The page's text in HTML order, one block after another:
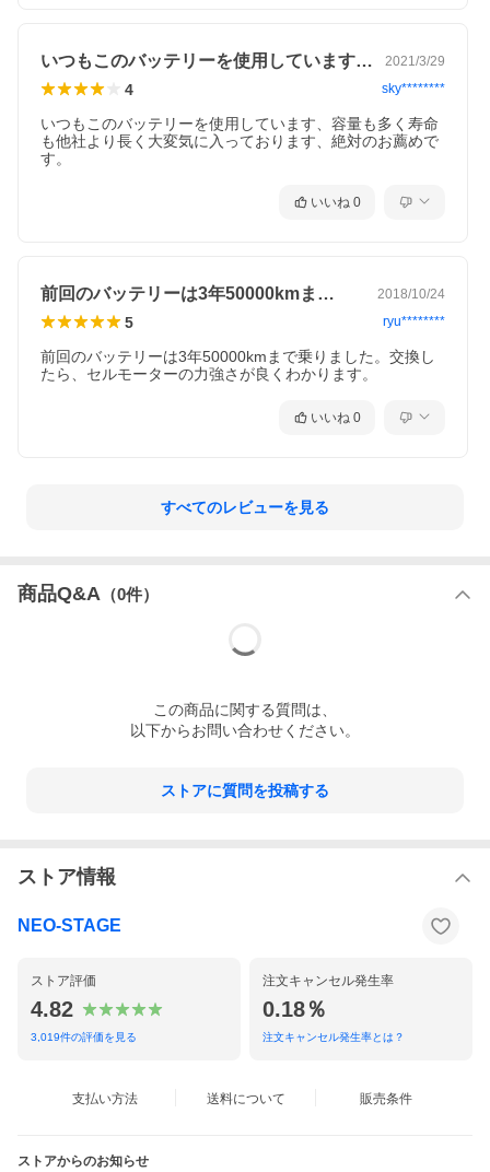
いつもこのバッテリーを使用しています、… 2021/3/29
4 sky********
いつもこのバッテリーを使用しています、容量も多く寿命
も他社より長く大変気に入っております、絶対のお薦めで
す。
いいね 0
前回のバッテリーは3年50000kmま… 2018/10/24
5 ryu********
前回のバッテリーは3年50000kmまで乗りました。交換し
たら、セルモーターの力強さが良くわかります。
いいね 0
すべてのレビューを見る
商品Q&A （0件）
この商品に関する質問は、
以下からお問い合わせください。
ストアに質問を投稿する
ストア情報
NEO-STAGE
ストア評価
4.82
3,019件の評価を見る
注文キャンセル発生率
0.18％
注文キャンセル発生率とは？
支払い方法 送料について 販売条件
ストアからのお知らせ